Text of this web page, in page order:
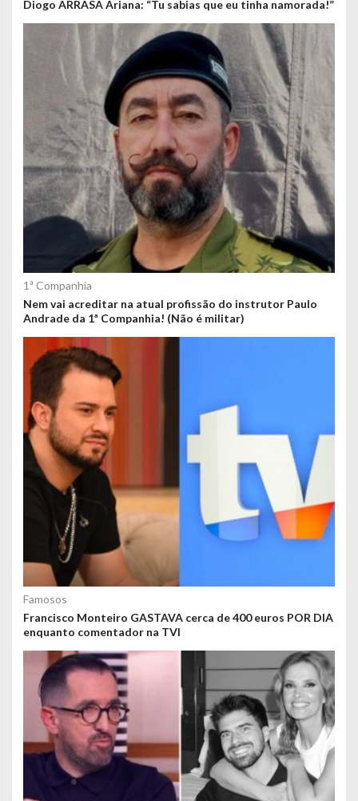
Diogo ARRASA Ariana: “Tu sabias que eu tinha namorada!”
1ª Companhia
Nem vai acreditar na atual profissão do instrutor Paulo
Andrade da 1ª Companhia! (Não é militar)
Famosos
Francisco Monteiro GASTAVA cerca de 400 euros POR DIA
enquanto comentador na TVI